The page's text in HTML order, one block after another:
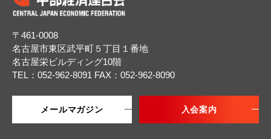
〒461-0008
名古屋市東区武平町５丁目１番地
名古屋栄ビルディング10階
TEL：052-962-8091 FAX：052-962-8090
メールマガジン 入会案内